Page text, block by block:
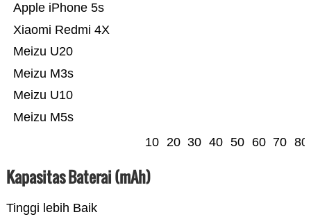
Meizu M5s
Meizu U10
Meizu M3s
Meizu U20
Xiaomi Redmi 4X
Apple iPhone 5s
10 20 30 40 50 60 70 80
Kapasitas Baterai (mAh)
Tinggi lebih Baik